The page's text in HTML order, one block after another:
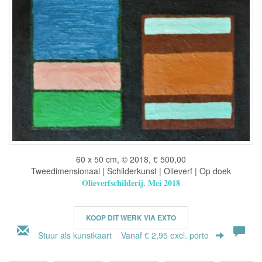
60 x 50 cm, © 2018, € 500,00
Tweedimensionaal | Schilderkunst | Olieverf | Op doek
Olieverfschilderij. Mei 2018
KOOP DIT WERK VIA EXTO
Stuur als kunstkaart Vanaf € 2,95 excl. porto